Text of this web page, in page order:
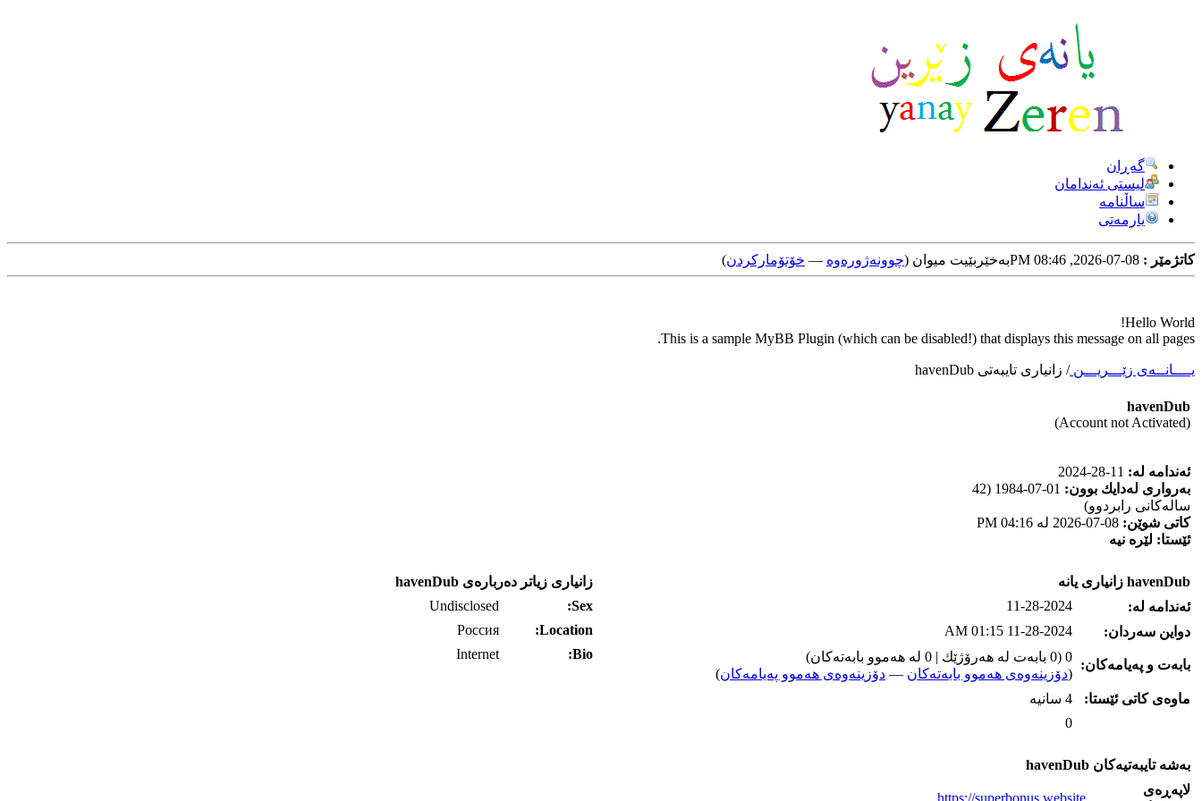
گه‌ڕان
لیستی ئه‌ندامان
ساڵنامه
یارمه‌تی
کاتژمێر : به‌خێربێیت میوان (چوونه‌ژوره‌وه‌ — خۆتۆمارکردن)
Hello World!
This is a sample MyBB Plugin (which can be disabled!) that displays this message on all pages.
یــــانــه‌ی زێـــریـــن/ زانیاری تایبه‌تی havenDub
havenDub
(Account not Activated)
ئه‌ندامه‌ له‌:
به‌رواری له‌دایك بوون:
01-07-1984 (42
ساله‌كانی رابردوو)
كاتی شوێن:
ئێستا: لێره‌ نیه‌
havenDub زانیاری یانه‌
ئه‌ندامه‌ له‌:
11-28-2024
دواین سه‌ردان:
11-28-2024 01:15 AM
بابه‌ت و په‌یامه‌کان:
0 (0 بابه‌ت له‌ هه‌رۆژێك | 0 له‌ هه‌موو بابه‌ته‌كان)
(دۆزینه‌وه‌ی هه‌موو بابه‌ته‌کان — دۆزینه‌وه‌ی هه‌موو په‌یامه‌کان)
ماوه‌ی كاتی ئێستا:
4 سانیه‌
0
به‌شه‌ تایبه‌تیه‌کان havenDub
لاپه‌ڕه‌ی
https://superbonus.website
زانیاری زیاتر ده‌رباره‌ی havenDub
Sex:
Undisclosed
Location:
Россия
Bio:
Internet